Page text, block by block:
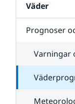
Väder
Prognoser
Varningar